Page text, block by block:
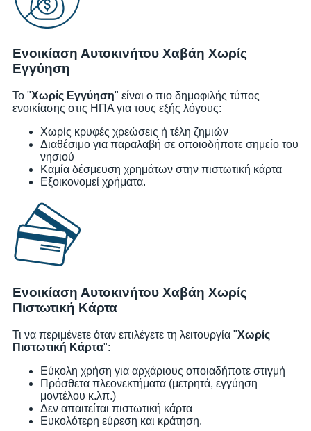
Ενοικίαση Αυτοκινήτου Χαβάη Χωρίς
Εγγύηση
Το "Χωρίς Εγγύηση" είναι ο πιο δημοφιλής τύπος
ενοικίασης στις ΗΠΑ για τους εξής λόγους:
Χωρίς κρυφές χρεώσεις ή τέλη ζημιών
Διαθέσιμο για παραλαβή σε οποιοδήποτε σημείο του
νησιού
Καμία δέσμευση χρημάτων στην πιστωτική κάρτα
Εξοικονομεί χρήματα.
Ενοικίαση Αυτοκινήτου Χαβάη Χωρίς
Πιστωτική Κάρτα
Τι να περιμένετε όταν επιλέγετε τη λειτουργία "Χωρίς
Πιστωτική Κάρτα":
Εύκολη χρήση για αρχάριους οποιαδήποτε στιγμή
Πρόσθετα πλεονεκτήματα (μετρητά, εγγύηση
μοντέλου κ.λπ.)
Δεν απαιτείται πιστωτική κάρτα
Ευκολότερη εύρεση και κράτηση.